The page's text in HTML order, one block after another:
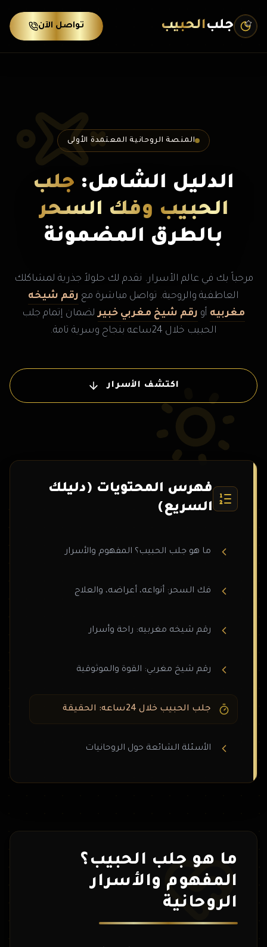
جلبالحبيب تواصل الآن
المنصة الروحانية المعتمدة الأولى
الدليل الشامل: جلب
الحبيب وفك السحر
بالطرق المضمونة
مرحباً بك في عالم الأسرار. نقدم لك حلولاً جذرية لمشاكلك
العاطفية والروحية. تواصل مباشرة مع رقم شيخه
مغربيه أو رقم شيخ مغربي خبيرلضمان إتمام جلب
الحبيب خلال 24ساعه بنجاح وسرية تامة.
اكتشف الأسرار
فهرس المحتويات (دليلك
السريع)
ما هو جلب الحبيب؟ المفهوم والأسرار
فك السحر: أنواعه، أعراضه، والعلاج
رقم شيخه مغربيه: راحة وأسرار
رقم شيخ مغربي: القوة والموثوقية
جلب الحبيب خلال 24ساعه: الحقيقة
الأسئلة الشائعة حول الروحانيات
ما هو جلب الحبيب؟
المفهوم والأسرار
الروحانية